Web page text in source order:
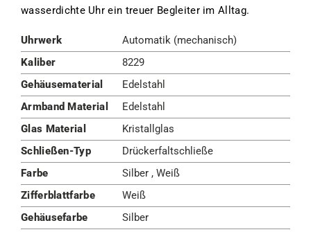
wasserdichte Uhr ein treuer Begleiter im Alltag.
Uhrwerk
Automatik (mechanisch)
Kaliber
8229
Gehäusematerial
Edelstahl
Armband Material
Edelstahl
Glas Material
Kristallglas
Schließen-Typ
Drückerfaltschließe
Farbe
Silber , Weiß
Zifferblattfarbe
Weiß
Gehäusefarbe
Silber